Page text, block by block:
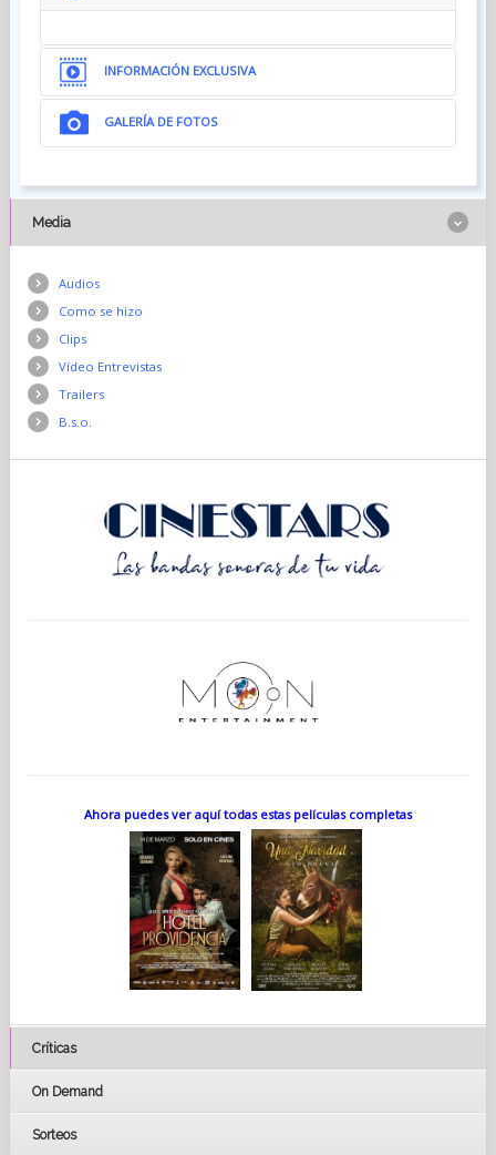
INFORMACIÓN EXCLUSIVA
GALERÍA DE FOTOS
Media
Audios
Como se hizo
Clips
Vídeo Entrevistas
Trailers
B.s.o.
Ahora puedes ver aquí todas estas películas completas
Críticas
On Demand
Sorteos